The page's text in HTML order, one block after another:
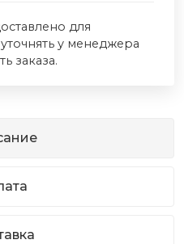
для
у менеджера
заказа.